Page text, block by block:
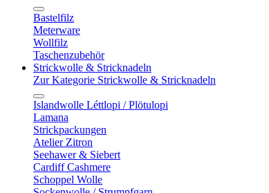
Bastelfilz
Meterware
Wollfilz
Taschenzubehör
Strickwolle & Stricknadeln
Zur Kategorie Strickwolle & Stricknadeln
Islandwolle Léttlopi / Plötulopi
Lamana
Strickpackungen
Atelier Zitron
Seehawer & Siebert
Cardiff Cashmere
Schoppel Wolle